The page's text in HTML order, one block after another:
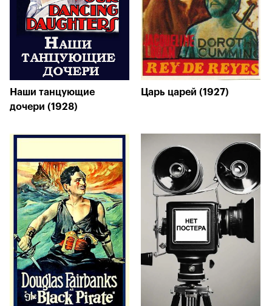
Наши танцующие
дочери (1928)
Царь царей (1927)